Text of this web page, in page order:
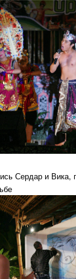
Сердар и Вика,